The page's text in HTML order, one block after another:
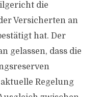
die
Versicherten an
hat. Der
gelassen, dass die
Regelung